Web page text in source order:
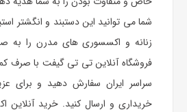
شما می توانید این دستبند و انگشتر
زنانه و اکسسوری های مدرن را به
فروشگاه آنلاین تی تی گیفت با صرف
سراسر ایران سفارش دهید و برای
خریداری و ارسال کنید. خرید آنلاین